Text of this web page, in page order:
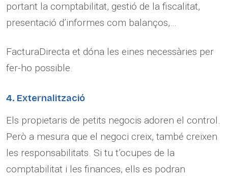
portant la comptabilitat, gestió de la fiscalitat,
presentació d’informes com balanços,…
FacturaDirecta et dóna les eines necessàries per
fer-ho possible.
4. Externalització
Els propietaris de petits negocis adoren el control.
Però a mesura que el negoci creix, també creixen
les responsabilitats. Si tu t’ocupes de la
comptabilitat i les finances, ells es podran